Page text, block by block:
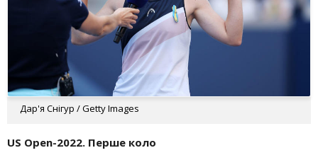
Дар'я Снігур / Getty Images
US Open-2022. Перше коло